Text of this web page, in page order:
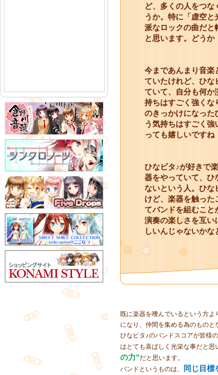
ど、多くの人をつ
うか。特に「虚空
派なロックの曲だと
と思います。どうか
今まであんまり音楽
ていたけれど、ひな
ていて、自分も何か
持ちはすごく強くな
のきっかけになった
う気持ちはすごく
っても嬉しいですね
ひなビタ♪が好きで
器をやっていて、ひ
ないという人。ひな
けど、楽器を触った
てバンドを組むこと
演奏の楽しさを互い
しいんじゃないかな
既に楽器を嗜んでいるという方よ
になり、仲間を集める為のもの
ひなビタ♪のバンドスコアが皆様
はとても喜ばしく光栄な事だと
の力”だと思います。
バンドというものは、
同じ目標